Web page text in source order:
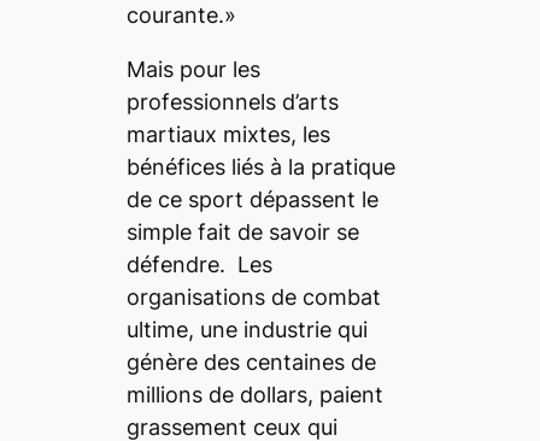
courante.»
Mais pour les
professionnels d’arts
martiaux mixtes, les
bénéfices liés à la pratique
de ce sport dépassent le
simple fait de savoir se
défendre. Les
organisations de combat
ultime, une industrie qui
génère des centaines de
millions de dollars, paient
grassement ceux qui